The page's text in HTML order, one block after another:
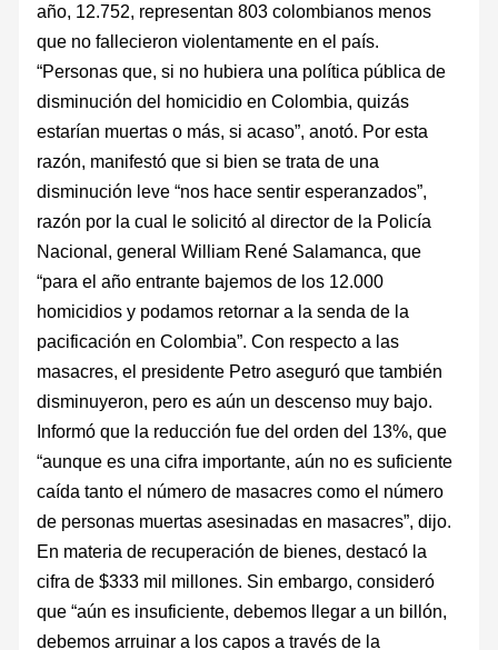
año, 12.752, representan 803 colombianos menos
que no fallecieron violentamente en el país.
“Personas que, si no hubiera una política pública de
disminución del homicidio en Colombia, quizás
estarían muertas o más, si acaso”, anotó. Por esta
razón, manifestó que si bien se trata de una
disminución leve “nos hace sentir esperanzados”,
razón por la cual le solicitó al director de la Policía
Nacional, general William René Salamanca, que
“para el año entrante bajemos de los 12.000
homicidios y podamos retornar a la senda de la
pacificación en Colombia”. Con respecto a las
masacres, el presidente Petro aseguró que también
disminuyeron, pero es aún un descenso muy bajo.
Informó que la reducción fue del orden del 13%, que
“aunque es una cifra importante, aún no es suficiente
caída tanto el número de masacres como el número
de personas muertas asesinadas en masacres”, dijo.
En materia de recuperación de bienes, destacó la
cifra de $333 mil millones. Sin embargo, consideró
que “aún es insuficiente, debemos llegar a un billón,
debemos arruinar a los capos a través de la